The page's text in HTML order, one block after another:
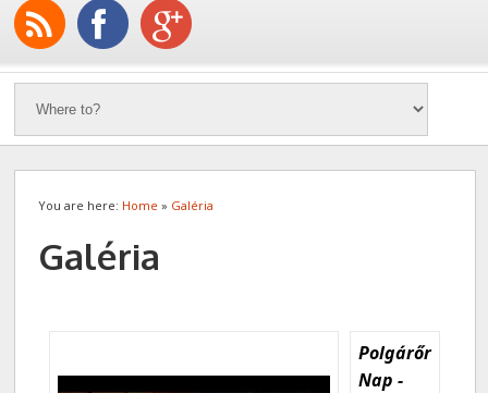
You are here: Home » Galéria
Galéria
Polgárőr
Nap -